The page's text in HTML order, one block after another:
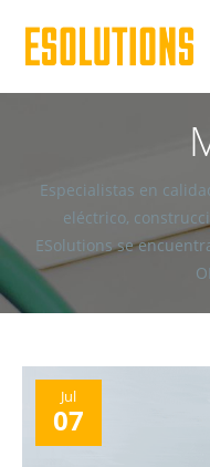
Especialistas en
eléctrico,
ESolutions se
Jul
07